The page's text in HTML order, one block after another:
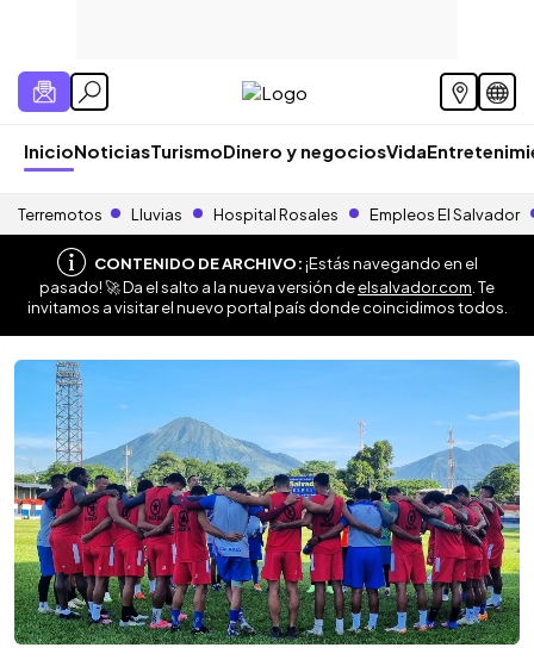
InicioNoticiasTurismoDinero y negociosVida
Terremotos Lluvias Hospital Rosales Empleos El Salvador
CONTENIDO DE ARCHIVO:¡Estás navegando en el
pasado! 🚀 Da el salto a la nueva versión deelsalvador.com . Te
invitamos a visitar el nuevo portal país donde coincidimos todos.